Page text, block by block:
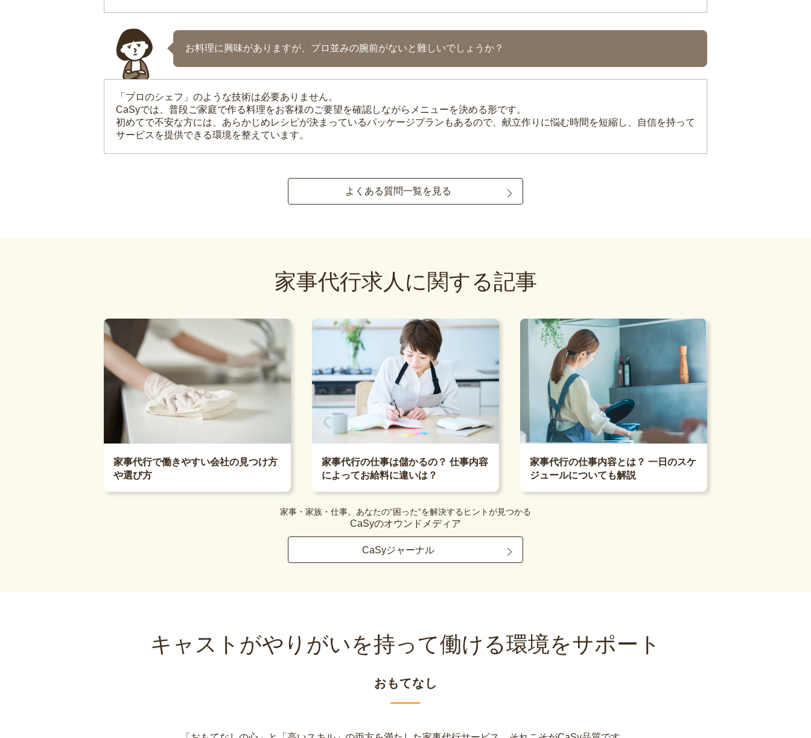
お料理に興味がありますが、プロ並みの腕前がないと難しいでしょうか？
「プロのシェフ」のような技術は必要ありません。
CaSyでは、普段ご家庭で作る料理をお客様のご要望を確認しながらメニューを決める形です。
初めてで不安な方には、あらかじめレシピが決まっているパッケージプランもあるので、献立作りに悩む時間を短縮し、自信を持って
サービスを提供できる環境を整えています。
よくある質問一覧を見る
家事代行求人に関する記事
家事代行で働きやすい会社の見つけ方
や選び方
家事代行の仕事は儲かるの？ 仕事内容
によってお給料に違いは？
家事代行の仕事内容とは？ 一日のスケ
ジュールについても解説
家事・家族・仕事。あなたの“困った”を解決するヒントが見つかる
CaSyのオウンドメディア
CaSyジャーナル
キャストがやりがいを持って働ける環境をサポート
おもてなし